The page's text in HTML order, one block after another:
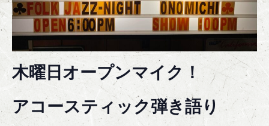
木曜日オープンマイク！
アコースティック弾き語り